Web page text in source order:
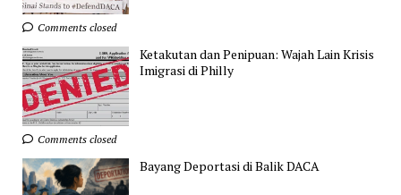
Comments closed
Ketakutan dan Penipuan: Wajah Lain Krisis
Imigrasi di Philly
Comments closed
Bayang Deportasi di Balik DACA